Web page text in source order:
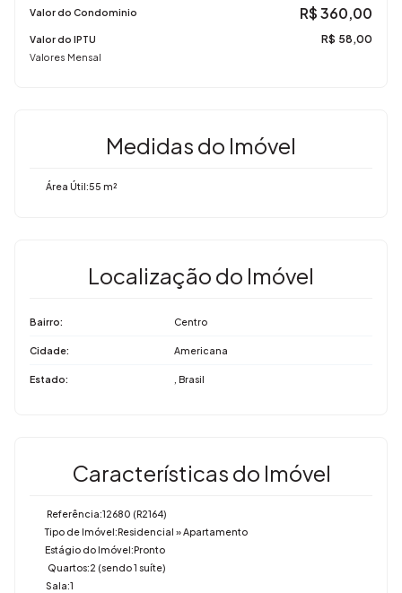
Valores Mensal
Valor do IPTU R$ 58,00
Valor do Condominio R$ 360,00
Medidas do Imóvel
Área Útil:55 m²
Localização do Imóvel
Bairro: Centro
Cidade: Americana
Estado: , Brasil
Características do Imóvel
Referência:12680 (R2164)
Tipo de Imóvel:Residencial » Apartamento
Estágio do Imóvel:Pronto
Quartos:2 (sendo 1 suíte)
Sala:1